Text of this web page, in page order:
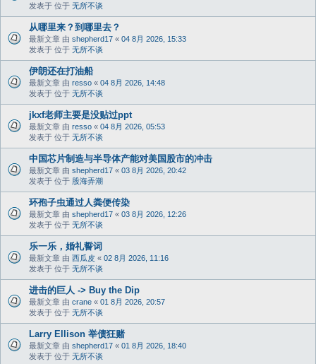
发表于 位于 无所不谈
从哪里来？到哪里去？
最新文章 由 shepherd17 « 04 8月 2026, 15:33
发表于 位于 无所不谈
伊朗还在打油船
最新文章 由 resso « 04 8月 2026, 14:48
发表于 位于 无所不谈
jkxf老师主要是没贴过ppt
最新文章 由 resso « 04 8月 2026, 05:53
发表于 位于 无所不谈
中国芯片制造与半导体产能对美国股市的冲击
最新文章 由 shepherd17 « 03 8月 2026, 20:42
发表于 位于 股海弄潮
环孢子虫通过人粪便传染
最新文章 由 shepherd17 « 03 8月 2026, 12:26
发表于 位于 无所不谈
乐一乐，婚礼誓词
最新文章 由 西瓜皮 « 02 8月 2026, 11:16
发表于 位于 无所不谈
进击的巨人 -> Buy the Dip
最新文章 由 crane « 01 8月 2026, 20:57
发表于 位于 无所不谈
Larry Ellison 举债狂赌
最新文章 由 shepherd17 « 01 8月 2026, 18:40
发表于 位于 无所不谈